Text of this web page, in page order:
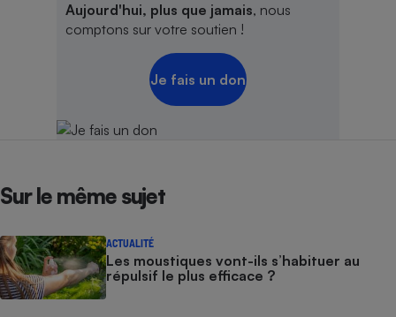
Aujourd'hui, plus que jamais, nous
comptons sur votre soutien !
Je fais un don
Sur le même sujet
ACTUALITÉ
Les moustiques vont-ils s’habituer au
répulsif le plus efficace ?